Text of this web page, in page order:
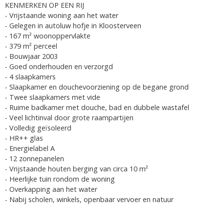
KENMERKEN OP EEN RIJ
- Vrijstaande woning aan het water
- Gelegen in autoluw hofje in Kloosterveen
- 167 m² woonoppervlakte
- 379 m² perceel
- Bouwjaar 2003
- Goed onderhouden en verzorgd
- 4 slaapkamers
- Slaapkamer en douchevoorziening op de begane grond
- Twee slaapkamers met vide
- Ruime badkamer met douche, bad en dubbele wastafel
- Veel lichtinval door grote raampartijen
- Volledig geïsoleerd
- HR++ glas
- Energielabel A
- 12 zonnepanelen
- Vrijstaande houten berging van circa 10 m²
- Heerlijke tuin rondom de woning
- Overkapping aan het water
- Nabij scholen, winkels, openbaar vervoer en natuur